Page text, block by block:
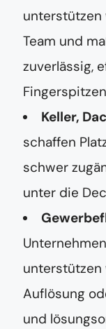
unterstützen
Team und
zuverlässig,
Keller,
schaffen
schwer
unter die
Auflösung
und